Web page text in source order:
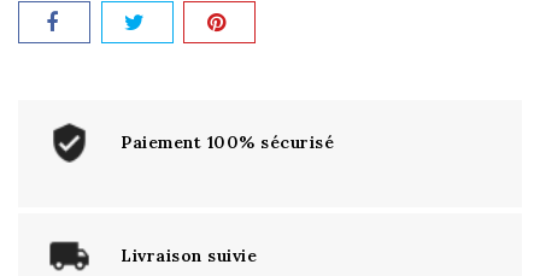
Paiement 100% sécurisé
Livraison suivie